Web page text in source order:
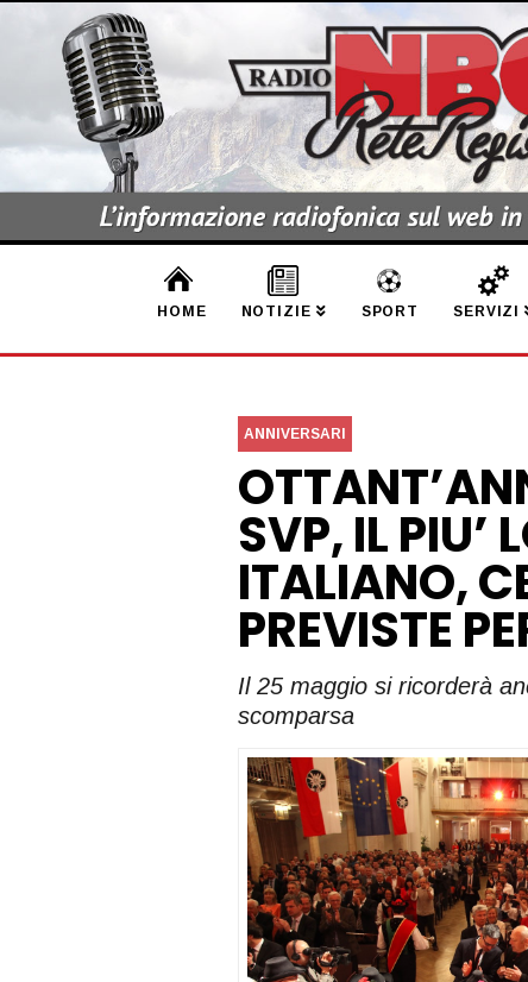
HOME NOTIZIE SPORT SERVIZI
ANNIVERSARI
SVP, IL PIU’
ITALIANO,
PREVISTE
Il 25 maggio si ricorderà
scomparsa